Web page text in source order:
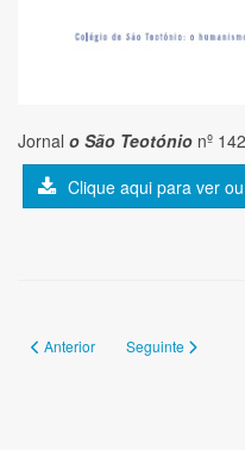
Jornal o São Teotónio nº 142
Clique aqui para ver
Artigo anterior: 143
Anterior Artigo seguinte: 141
Seguinte